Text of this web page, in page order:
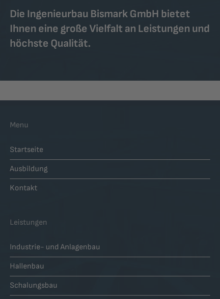
Die Ingenieurbau Bismark GmbH bietet
Ihnen eine große Vielfalt an Leistungen und
höchste Qualität.
Menu
Startseite
Ausbildung
Kontakt
Leistungen
Industrie- und Anlagenbau
Hallenbau
Schalungsbau